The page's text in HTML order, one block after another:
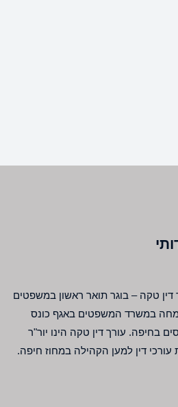
דין טקה – בוגר תואר ראשון במשפטים
במשרד המשפטים באגף כונס
בחיפה. עורך דין טקה הינו יור"ר
עורכי דין למען הקהילה במחוז חיפה.